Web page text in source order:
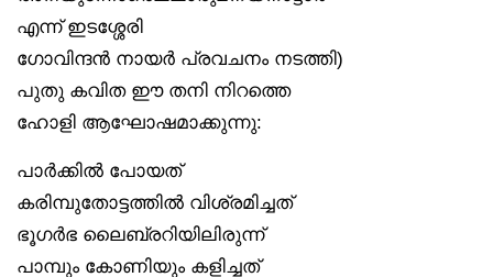
എന്ന് ഇടശ്ശേരി
ഗോവിന്ദൻ നായർ പ്രവചനം നടത്തി)
പുതു കവിത ഈ തനി നിറത്തെ
ഹോളി ആഘോഷമാക്കുന്നു:
പാർക്കിൽ പോയത്
കരിമ്പുതോട്ടത്തിൽ വിശ്രമിച്ചത്
ഭൂഗർഭ ലൈബ്രറിയിലിരുന്ന്
പാമ്പും കോണിയും കളിച്ചത്